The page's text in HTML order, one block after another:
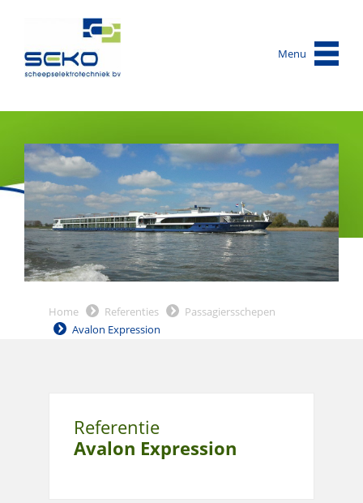
Menu
Home Referenties
Passagiersschepen
Avalon Expression
Referentie
Avalon Expression